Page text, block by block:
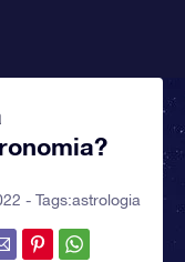
- Tags:astrologia